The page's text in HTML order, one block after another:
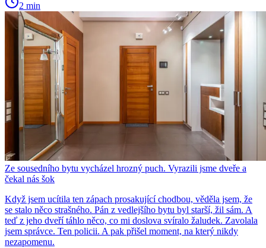
2 min
Ze sousedního bytu vycházel hrozný puch. Vyrazili jsme dveře a
čekal nás šok
Když jsem ucítila ten zápach prosakující chodbou, věděla jsem, že
se stalo něco strašného. Pán z vedlejšího bytu byl starší, žil sám. A
teď z jeho dveří táhlo něco, co mi doslova svíralo žaludek. Zavolala
jsem správce. Ten policii. A pak přišel moment, na který nikdy
nezapomenu.